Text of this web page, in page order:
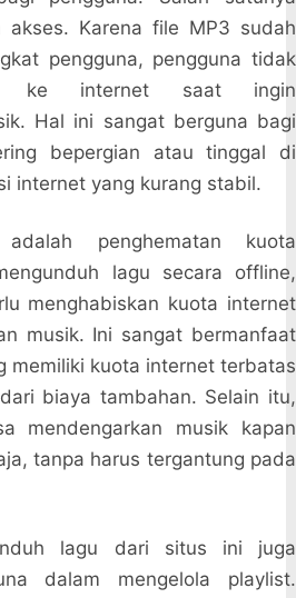
akses. Karena file MP3 sudah
pengguna, pengguna tidak
ke internet saat ingin
Hal ini sangat berguna bagi
bepergian atau tinggal di
internet yang kurang stabil.
penghematan kuota
lagu secara offline,
menghabiskan kuota internet
musik. Ini sangat bermanfaat
memiliki kuota internet terbatas
biaya tambahan. Selain itu,
mendengarkan musik kapan
tanpa harus tergantung pada
lagu dari situs ini juga
dalam mengelola playlist.